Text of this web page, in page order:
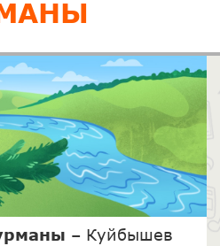
– Куйбышев